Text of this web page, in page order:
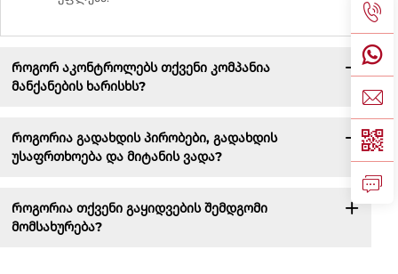
Როგორ აკონტროლებს თქვენი კომპანია
მანქანების ხარისხს?
Როგორია გადახდის პირობები, გადახდის
უსაფრთხოება და მიტანის ვადა?
Როგორია თქვენი გაყიდვების შემდგომი
მომსახურება?